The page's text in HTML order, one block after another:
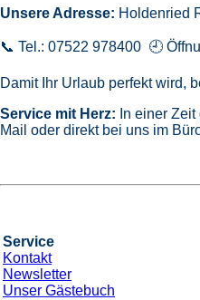
Unsere Adresse: Holdenried
📞 Tel.: 07522 978400 🕘
Damit Ihr Urlaub perfekt wird,
Service mit Herz: In einer
Mail oder direkt bei uns im
Service
Kontakt
Newsletter
Unser Gästebuch